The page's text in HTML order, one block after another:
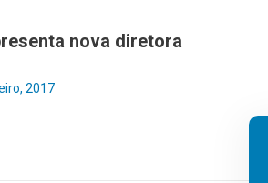
nova diretora
2017